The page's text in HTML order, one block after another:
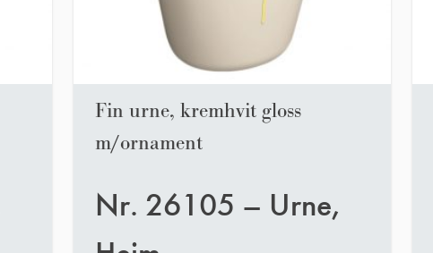
Fin urne, kremhvit gloss
m/ornament
Nr. 26105 – Urne,